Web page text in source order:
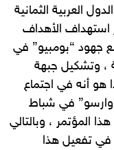
العربية الثمانية
استهداف الأهداف
جهود “بومبيو” في
، وتشكيل جبهة
هو أنه في اجتماع
“وارسو” في شباط
المؤتمر ، وبالتالي
في تفعيل هذا